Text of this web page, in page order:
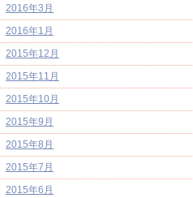
2016年3月
2016年1月
2015年12月
2015年11月
2015年10月
2015年9月
2015年8月
2015年7月
2015年6月